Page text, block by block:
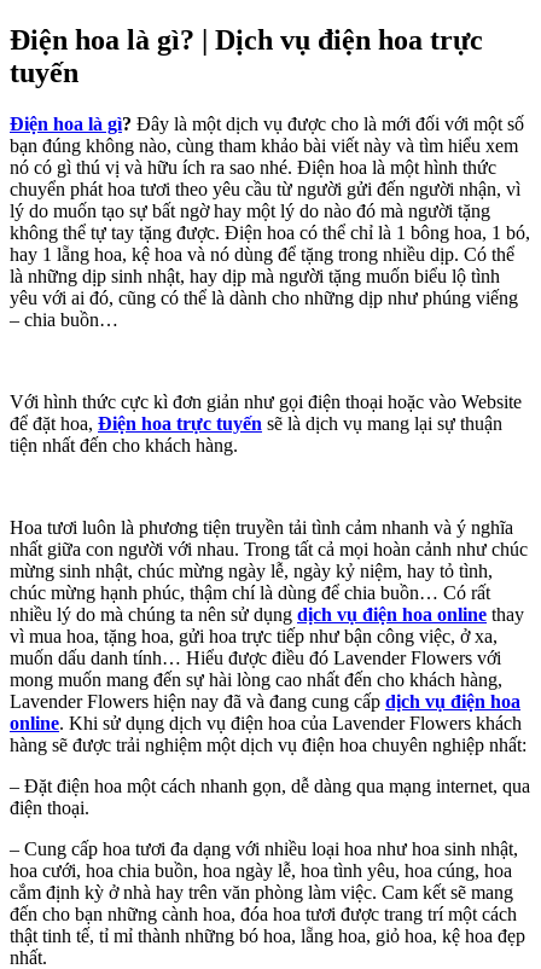
Điện hoa là gì? | Dịch vụ điện hoa trực
tuyến
Điện hoa là gì? Đây là một dịch vụ được cho là mới đối với một số
bạn đúng không nào, cùng tham khảo bài viết này và tìm hiểu xem
nó có gì thú vị và hữu ích ra sao nhé. Điện hoa là một hình thức
chuyển phát hoa tươi theo yêu cầu từ người gửi đến người nhận, vì
lý do muốn tạo sự bất ngờ hay một lý do nào đó mà người tặng
không thể tự tay tặng được. Điện hoa có thể chỉ là 1 bông hoa, 1 bó,
hay 1 lẵng hoa, kệ hoa và nó dùng để tặng trong nhiều dịp. Có thể
là những dịp sinh nhật, hay dịp mà người tặng muốn biểu lộ tình
yêu với ai đó, cũng có thể là dành cho những dịp như phúng viếng
– chia buồn…
Với hình thức cực kì đơn giản như gọi điện thoại hoặc vào Website
để đặt hoa, Điện hoa trực tuyến sẽ là dịch vụ mang lại sự thuận
tiện nhất đến cho khách hàng.
Hoa tươi luôn là phương tiện truyền tải tình cảm nhanh và ý nghĩa
nhất giữa con người với nhau. Trong tất cả mọi hoàn cảnh như chúc
mừng sinh nhật, chúc mừng ngày lễ, ngày kỷ niệm, hay tỏ tình,
chúc mừng hạnh phúc, thậm chí là dùng để chia buồn… Có rất
nhiều lý do mà chúng ta nên sử dụng dịch vụ điện hoa online thay
vì mua hoa, tặng hoa, gửi hoa trực tiếp như bận công việc, ở xa,
muốn dấu danh tính… Hiểu được điều đó Lavender Flowers với
mong muốn mang đến sự hài lòng cao nhất đến cho khách hàng,
Lavender Flowers hiện nay đã và đang cung cấp dịch vụ điện hoa
online. Khi sử dụng dịch vụ điện hoa của Lavender Flowers khách
hàng sẽ được trải nghiệm một dịch vụ điện hoa chuyên nghiệp nhất:
– Đặt điện hoa một cách nhanh gọn, dễ dàng qua mạng internet, qua
điện thoại.
– Cung cấp hoa tươi đa dạng với nhiều loại hoa như hoa sinh nhật,
hoa cưới, hoa chia buồn, hoa ngày lễ, hoa tình yêu, hoa cúng, hoa
cắm định kỳ ở nhà hay trên văn phòng làm việc. Cam kết sẽ mang
đến cho bạn những cành hoa, đóa hoa tươi được trang trí một cách
thật tinh tế, tỉ mỉ thành những bó hoa, lẵng hoa, giỏ hoa, kệ hoa đẹp
nhất.